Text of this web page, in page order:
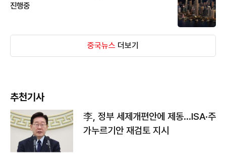
진행중
중국뉴스 더보기
추천기사
李, 정부 세제개편안에 제동…ISA·주
가누르기안 재검토 지시